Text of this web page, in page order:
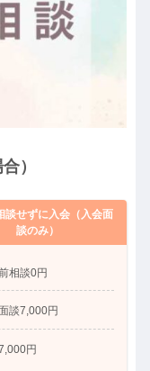
）
談せずに入会（入会面
談のみ）
相談0円
談7,000円
円